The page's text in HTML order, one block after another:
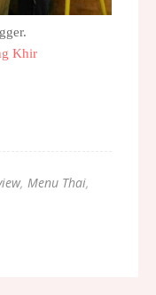
Khir
Menu Thai